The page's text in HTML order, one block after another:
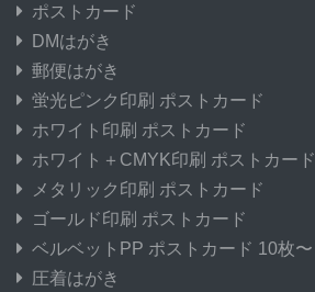
ポストカード
DMはがき
郵便はがき
蛍光ピンク印刷 ポストカード
ホワイト印刷 ポストカード
ホワイト＋CMYK印刷 ポストカード
メタリック印刷 ポストカード
ゴールド印刷 ポストカード
ベルベットPP ポストカード 10枚〜
圧着はがき